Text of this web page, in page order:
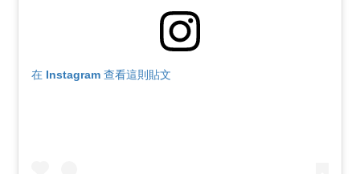
在 Instagram 查看這則貼文